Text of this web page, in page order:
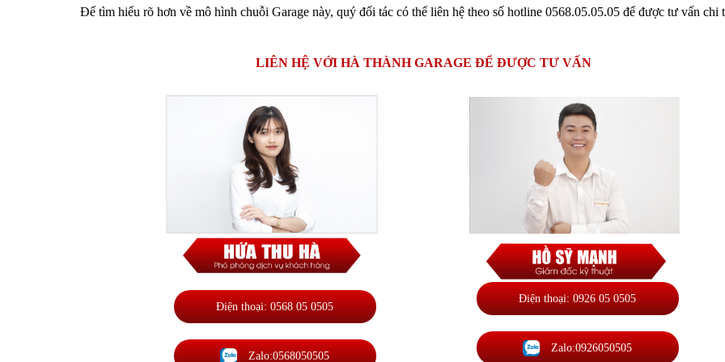
Để tìm hiểu rõ hơn về mô hình chuỗi Garage này, quý đối tác có thể liên hệ theo số hotline 0568.05.05.05 để được tư vấn chi
LIÊN HỆ VỚI HÀ THÀNH GARAGE ĐỂ ĐƯỢC TƯ VẤN
Điện thoại: 0568 05 0505
Zalo:0568050505
Điện thoại: 0926 05 0505
Zalo:0926050505